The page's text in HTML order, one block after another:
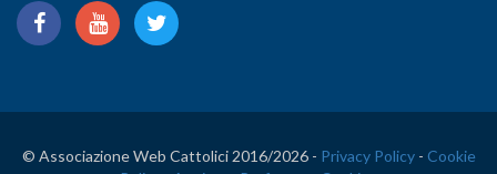
© Associazione Web Cattolici 2016/2026 - Privacy Policy- Cookie